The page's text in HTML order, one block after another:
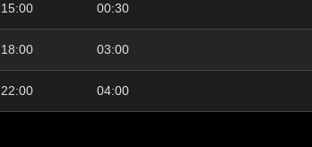
15:00 00:30
18:00 03:00
22:00 04:00